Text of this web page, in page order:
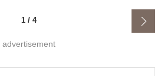
1 / 4
advertisement